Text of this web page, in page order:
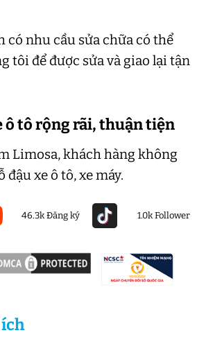
có nhu cầu sửa chữa có thể
tôi để được sửa và giao lại tận
ô tô rộng rãi, thuận tiện
Limosa, khách hàng không
đậu xe ô tô, xe máy.
46.3k Đăng ký 1.0k Follower